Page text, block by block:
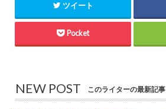
ツイート
Pocket
NEW POST このライターの最新記事